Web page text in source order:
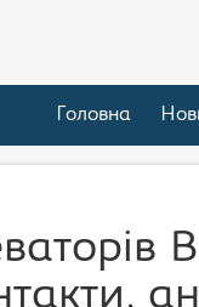
Головна